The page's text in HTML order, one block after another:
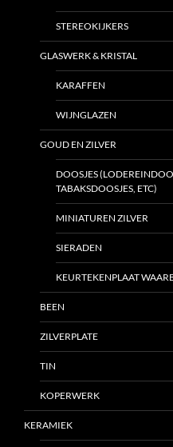
STEREOKIJKERS
GLASWERK & KRISTAL
KARAFFEN
WIJNGLAZEN
GOUD EN ZILVER
DOOSJES
TABAKSDOOSJES, ETC)
MINIATUREN ZILVER
SIERADEN
KEURTEKENPLAAT
BEEN
ZILVERPLATE
TIN
KOPERWERK
KERAMIEK